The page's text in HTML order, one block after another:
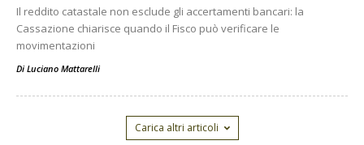
Il reddito catastale non esclude gli accertamenti bancari: la
Cassazione chiarisce quando il Fisco può verificare le
movimentazioni
Di Luciano Mattarelli
Carica altri articoli